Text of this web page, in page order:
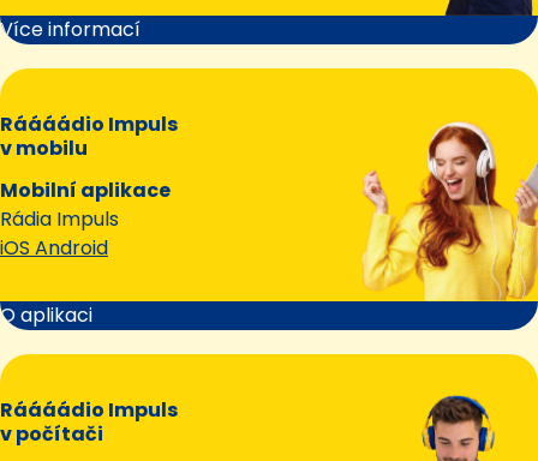
Více informací
Ráááádio Impuls
v mobilu
Mobilní aplikace
Rádia Impuls
iOS Android
O aplikaci
Ráááádio Impuls
v počítači